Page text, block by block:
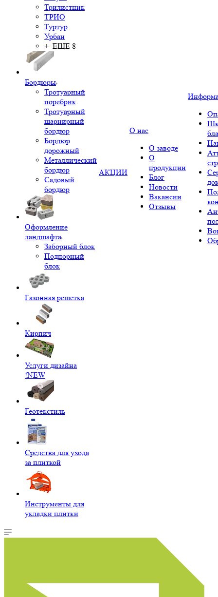
Трилистник
ТРИО
Туртур
Урбан
+ ЕЩЕ 8
Бордюры
Тротуарный
поребрик
Тротуарный
шарнирный
бордюр
Бордюр
дорожный
Металлический
бордюр
Садовый
бордюр
Оформление
ландшафта
Заборный блок
Подпорный
блок
Газонная решетка
Кирпич
Услуги дизайна
!NEW
Геотекстиль
Средства для ухода
за плиткой
Инструменты для
укладки плитки
АКЦИИ
О нас
О заводе
О
продукции
Блог
Новости
Вакансии
Отзывы